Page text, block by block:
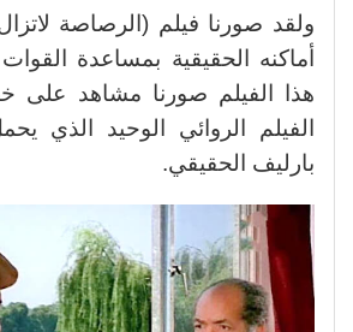
ولقد صورنا فيلم (الرصاصة
أماكنه الحقيقية بمساعدة
هذا الفيلم صورنا مشاهد على
الفيلم الروائي الوحيد الذي
بارليف الحقيقي.